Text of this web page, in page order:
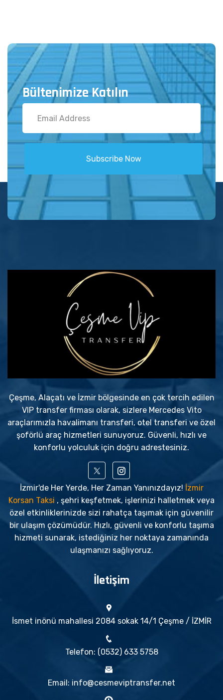
Bültenimize Katılın
Subscribe Now
Çeşme, Alaçatı ve İzmir bölgesinde en çok tercih edilen
VIP transfer firması olarak, sizlere Mercedes Vito
araçlarımızla havalimanı transferi, otel transferi ve özel
şoförlü araç hizmetleri sunuyoruz. Güvenli, hızlı ve
konforlu yolculuk için doğru adrestesiniz.
İzmir'de Her Yerde, Her Zaman Yanınızdayız! İzmir
Korsan Taksi , şehri keşfetmek, işlerinizi halletmek veya
özel etkinliklerinizde sizi rahatça taşımak için güvenilir
bir ulaşım çözümüdür. Hızlı, güvenli ve konforlu taşıma
hizmeti sunarak, istediğiniz her noktaya zamanında
ulaşmanızı sağlıyoruz.
İletişim
İsmet inönü mahallesi 2084 sokak 14/1 Çeşme / İZMİR
Telefon: (0532) 633 5758
Email: info@cesmeviptransfer.net